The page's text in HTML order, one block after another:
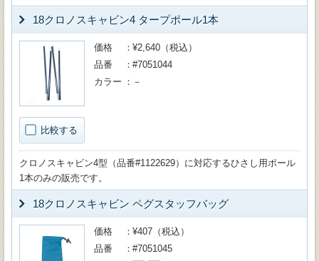
18クロノスキャビン4 タープポール1本
比較する
価格
¥2,640（税込）
品番
#7051044
カラー
－
クロノスキャビン4型（品番#1122629）に対応するひさし用ポール
1本のみの販売です。
18クロノスキャビン ペグスタッフバッグ
価格
¥407（税込）
品番
#7051045